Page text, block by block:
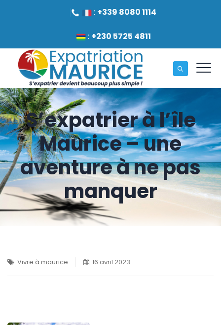
: +339 8080 1114
: +230 5725 4811
S’expatrier à l’île
Maurice – une
aventure à ne pas
manquer
Vivre à maurice 16 avril 2023